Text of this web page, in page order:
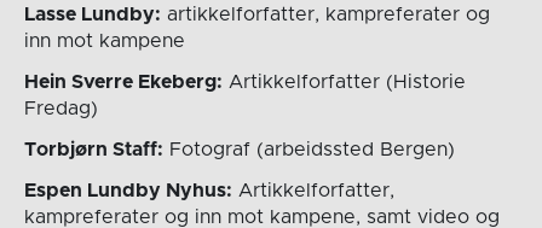
Lasse Lundby: artikkelforfatter, kampreferater og
inn mot kampene
Hein Sverre Ekeberg: Artikkelforfatter (Historie
Fredag)
Torbjørn Staff: Fotograf (arbeidssted Bergen)
Espen Lundby Nyhus: Artikkelforfatter,
kampreferater og inn mot kampene, samt video og